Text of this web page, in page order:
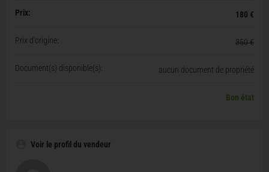
Prix: 180 €
Prix d'origine: 350 €
Document(s) disponible(s): aucun document de propriété
Bon état
Voir le profil du vendeur